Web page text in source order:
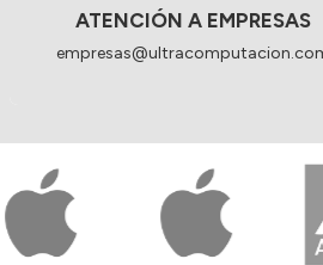
ATENCIÓN A EMPRESAS